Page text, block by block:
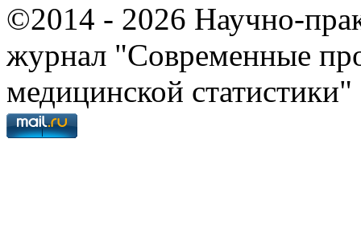
©2014 - 2026 Научно-
журнал "Современные
медицинской статистики"